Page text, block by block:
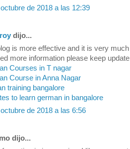
de 2018 a las 12:39
dijo...
is more effective and it is very
more information please keep
Courses in T nagar
Course in Anna Nagar
training bangalore
to learn german in bangalore
de 2018 a las 6:56
dijo...